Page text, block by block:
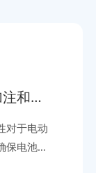
和排
对于电动
保电池模